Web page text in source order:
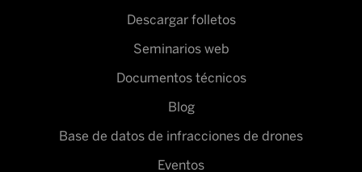
Descargar folletos
Seminarios web
Documentos técnicos
Blog
Base de datos de infracciones de drones
Eventos